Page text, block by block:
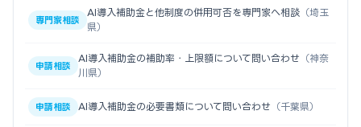
専門家相談
AI導入補助金と他制度の併用可否を専門家へ相談 （埼玉
県）
申請相談
AI導入補助金の補助率・上限額について問い合わせ （神奈
川県）
申請相談 AI導入補助金の必要書類について問い合わせ （千葉県）